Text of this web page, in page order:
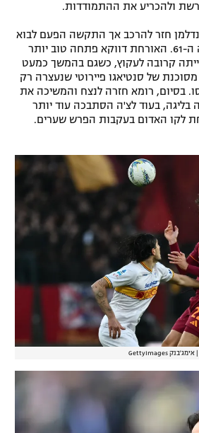
ולהכריע את ההתמודדות.
חזר להרכב אך התקשה הפעם לבוא
לידי ביטוי והוחלף בדקה ה-61. האורחת דווקא פתחה טוב יותר
קרובה לעקוץ, כשגם בהמשך כמעט
מסוכנת של סנטיאגו פיירוטי שנעצרה רק
בסיום, רומא חזרה לנצח והמשיכה את
בליגה, בעוד לצ'ה הסתבכה עוד יותר
לקו האדום בעקבות הפרש שערים.
אימג'בנק GettyImages